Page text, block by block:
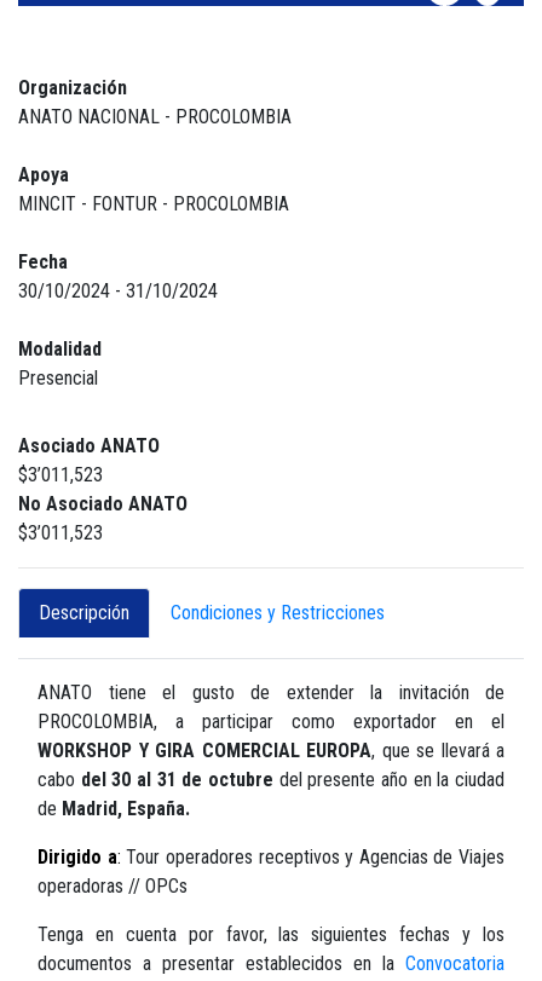
Organización
ANATO NACIONAL - PROCOLOMBIA
Apoya
MINCIT - FONTUR - PROCOLOMBIA
Fecha
30/10/2024 - 31/10/2024
Modalidad
Presencial
Asociado ANATO
$3’011,523
No Asociado ANATO
$3’011,523
Descripción Condiciones y Restricciones
ANATO tiene el gusto de extender la invitación de
PROCOLOMBIA, a participar como exportador en el
WORKSHOP Y GIRA COMERCIAL EUROPA, que se llevará a
cabo del 30 al 31 de octubre del presente año en la ciudad
de Madrid, España.
Dirigido a:Tour operadores receptivos y Agencias de Viajes
operadoras // OPCs
Tenga en cuenta por favor, las siguientes fechas y los
documentos a presentar establecidos en la Convocatoria